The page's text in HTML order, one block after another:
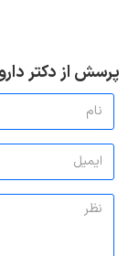
پرسش از دکتر